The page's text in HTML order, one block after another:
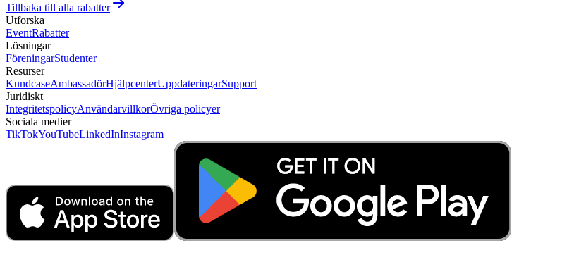
Tillbaka till alla rabatter
Utforska
EventRabatter
Lösningar
FöreningarStudenter
Resurser
KundcaseAmbassadörHjälpcenterUppdateringarSupport
Juridiskt
IntegritetspolicyAnvändarvillkorÖvriga policyer
Sociala medier
TikTokYouTubeLinkedInInstagram